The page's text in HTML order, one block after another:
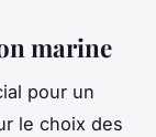
marine
pour un
le choix des